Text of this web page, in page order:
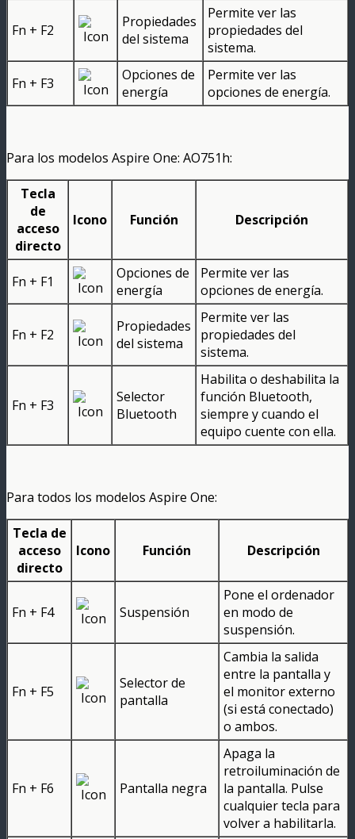
Fn + F2
Propiedades
del sistema
Permite ver las
propiedades del
sistema.
Fn + F3
Opciones de
energía
Permite ver las
opciones de energía.
Para los modelos Aspire One: AO751h:
Tecla
de
acceso
directo
Icono Función Descripción
Fn + F1
Opciones de
energía
Permite ver las
opciones de energía.
Fn + F2
Propiedades
del sistema
Permite ver las
propiedades del
sistema.
Fn + F3
Selector
Bluetooth
Habilita o deshabilita la
función Bluetooth,
siempre y cuando el
equipo cuente con ella.
Para todos los modelos Aspire One:
Tecla de
acceso
directo
Icono Función Descripción
Fn + F4 Suspensión
Pone el ordenador
en modo de
suspensión.
Fn + F5
Selector de
pantalla
Cambia la salida
entre la pantalla y
el monitor externo
(si está conectado)
o ambos.
Fn + F6 Pantalla negra
Apaga la
retroiluminación de
la pantalla. Pulse
cualquier tecla para
volver a habilitarla.